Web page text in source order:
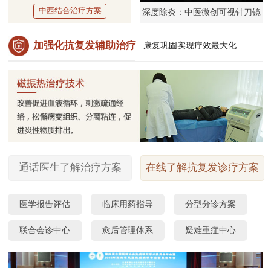
中西结合治疗方案 深度除炎：中医微创可视针刀镜
加强化抗复发辅助治疗 康复巩固实现疗效最大化
通话医生了解治疗方案 在线了解抗复发诊疗方案
医学报告评估 临床用药指导 分型分诊方案
联合会诊中心 愈后管理体系 疑难重症中心